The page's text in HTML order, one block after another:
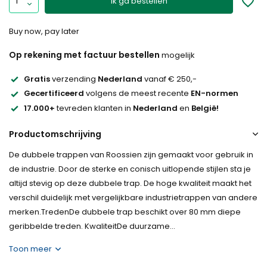
Buy now, pay later
Op rekening met factuur bestellen mogelijk
Gratisverzending Nederland vanaf € 250,-
Gecertificeerd volgens de meest recente EN-normen
17.000+tevreden klanten in Nederland en België!
Productomschrijving
De dubbele trappen van Roossien zijn gemaakt voor gebruik in
de industrie. Door de sterke en conisch uitlopende stijlen sta je
altijd stevig op deze dubbele trap. De hoge kwaliteit maakt het
verschil duidelijk met vergelijkbare industrietrappen van andere
merken.TredenDe dubbele trap beschikt over 80 mm diepe
geribbelde treden. KwaliteitDe duurzame...
Toon meer